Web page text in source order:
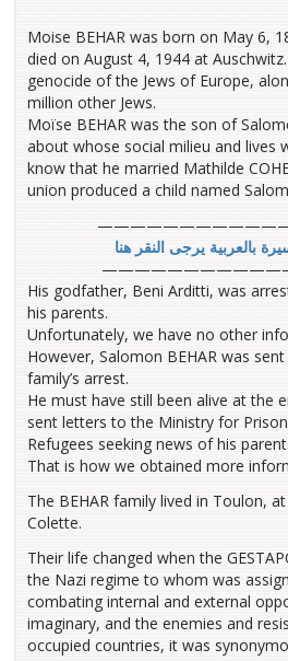
Moise BEHAR was born on May 6,
died on August 4, 1944 at
genocide of the Jews of Europe,
million other Jews.
Moïse BEHAR was the son of
about whose social milieu and lives
know that he married Mathilde
union produced a child named
بالعربية يرجى النقر هنا
His godfather, Beni Arditti, was
his parents.
Unfortunately, we have no other
However, Salomon BEHAR was
family’s arrest.
He must have still been alive at the
sent letters to the Ministry for
Refugees seeking news of his
That is how we obtained more
The BEHAR family lived in Toulon,
Colette.
Their life changed when the
the Nazi regime to whom was
combating internal and external
imaginary, and the enemies and
occupied countries, it was